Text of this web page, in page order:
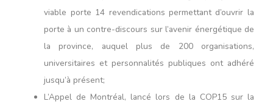
viable porte 14 revendications permettant d’ouvrir la
porte à un contre-discours sur l’avenir énergétique de
la province, auquel plus de 200 organisations,
universitaires et personnalités publiques ont adhéré
jusqu’à présent;
L’Appel de Montréal, lancé lors de la COP15 sur la